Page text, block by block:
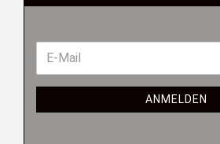
ANMELDEN